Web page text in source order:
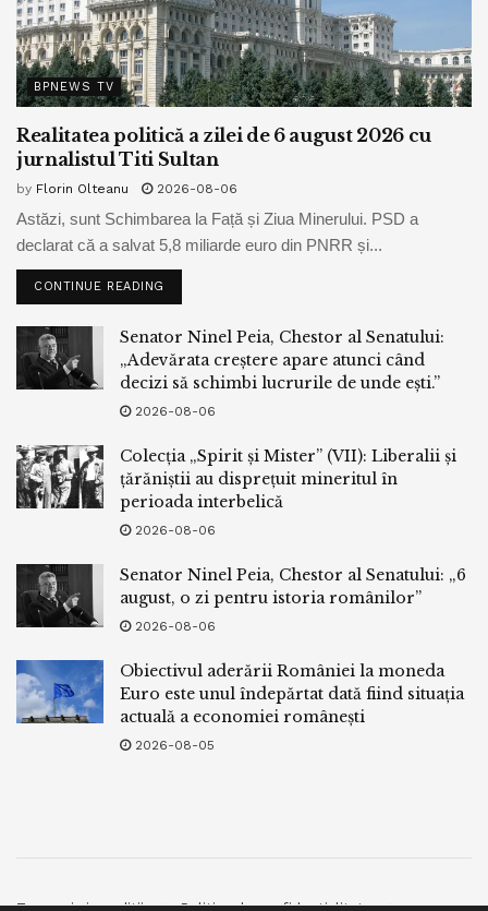
BPNEWS TV
Realitatea politică a zilei de 6 august 2026 cu
jurnalistul Titi Sultan
by Florin Olteanu 2026-08-06
Astăzi, sunt Schimbarea la Față și Ziua Minerului. PSD a
declarat că a salvat 5,8 miliarde euro din PNRR și...
CONTINUE READING
Senator Ninel Peia, Chestor al Senatului:
„Adevărata creștere apare atunci când
decizi să schimbi lucrurile de unde ești.”
2026-08-06
Colecția „Spirit și Mister” (VII): Liberalii și
țărăniștii au disprețuit mineritul în
perioada interbelică
2026-08-06
Senator Ninel Peia, Chestor al Senatului: „6
august, o zi pentru istoria românilor”
2026-08-06
Obiectivul aderării României la moneda
Euro este unul îndepărtat dată fiind situația
actuală a economiei românești
2026-08-05